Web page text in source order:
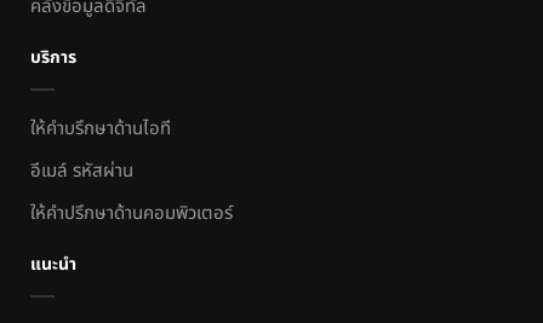
คลังข้อมูลดิจิทัล
บริการ
ให้คำบรึกษาด้านไอที
อีเมล์ รหัสผ่าน
ให้คำปรึกษาด้านคอมพิวเตอร์
แนะนำ